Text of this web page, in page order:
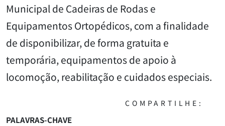
Municipal de Cadeiras de Rodas e
Equipamentos Ortopédicos, com a finalidade
de disponibilizar, de forma gratuita e
temporária, equipamentos de apoio à
locomoção, reabilitação e cuidados especiais.
COMPARTILHE:
PALAVRAS-CHAVE